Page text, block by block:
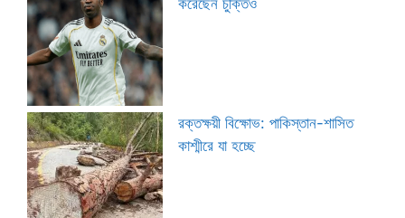
রক্তক্ষয়ী বিক্ষোভ: পাকিস্তান-শাসিত
কাশ্মীরে যা হচ্ছে